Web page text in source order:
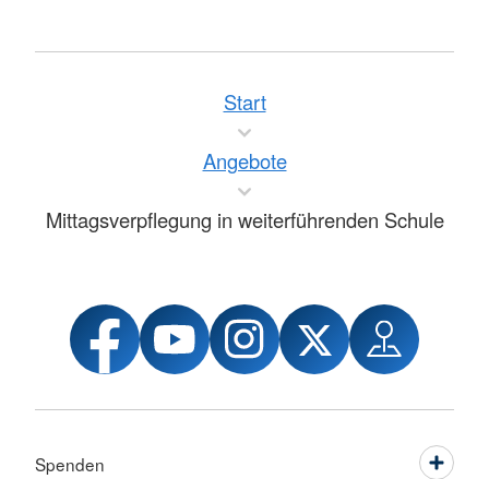
Start
Angebote
Mittagsverpflegung in weiterführenden Schule
Spenden